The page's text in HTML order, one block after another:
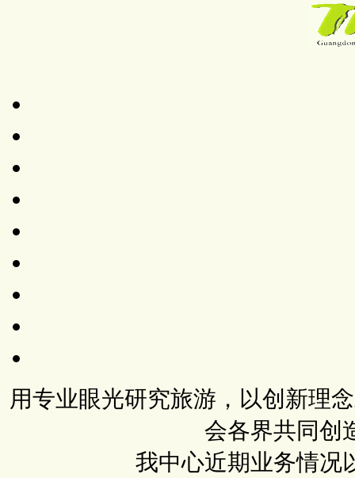
用专业眼光研究旅游，以创新理
会各界共同创
我中心近期业务情况